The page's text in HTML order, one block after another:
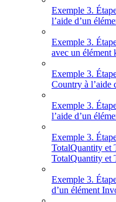
Exemple 3.
l’aide d’un
Exemple 3.
avec un élément
Exemple 3.
Country à l’aide
Exemple 3.
l’aide d’un
Exemple 3.
TotalQuantity et
TotalQuantity et
Exemple 3.
d’un élément